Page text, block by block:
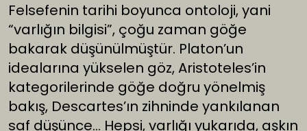
Felsefenin tarihi boyunca ontoloji, yani
“varlığın bilgisi”, çoğu zaman göğe
bakarak düşünülmüştür. Platon’un
idealarına yükselen göz, Aristoteles’in
kategorilerinde göğe doğru yönelmiş
bakış, Descartes’ın zihninde yankılanan
saf düşünce… Hepsi, varlığı yukarıda, aşkın